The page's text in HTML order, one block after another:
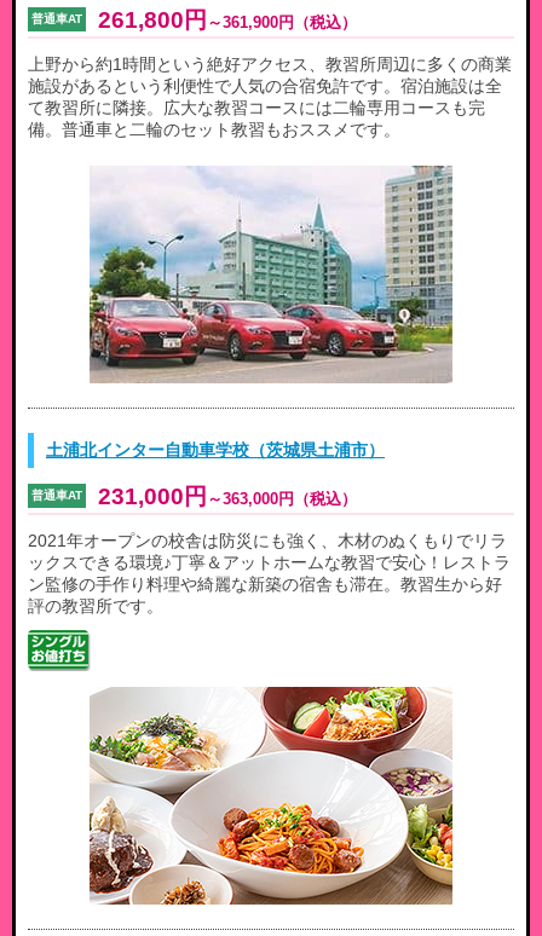
普通車AT 261,800円 ～361,900円 （税込）
上野から約1時間という絶好アクセス、教習所周辺に多くの商業
施設があるという利便性で人気の合宿免許です。宿泊施設は全
て教習所に隣接。広大な教習コースには二輪専用コースも完
備。普通車と二輪のセット教習もおススメです。
土浦北インター自動車学校（茨城県土浦市）
普通車AT 231,000円 ～363,000円 （税込）
2021年オープンの校舎は防災にも強く、木材のぬくもりでリラ
ックスできる環境♪丁寧＆アットホームな教習で安心！レストラ
ン監修の手作り料理や綺麗な新築の宿舎も滞在。教習生から好
評の教習所です。